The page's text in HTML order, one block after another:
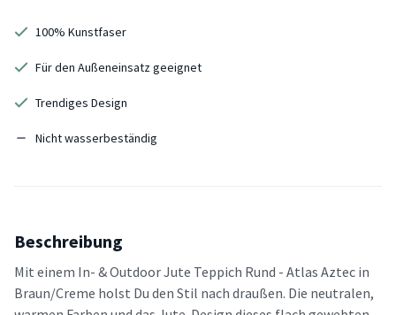
100% Kunstfaser
Für den Außeneinsatz geeignet
Trendiges Design
Nicht wasserbeständig
Beschreibung
Mit einem In- & Outdoor Jute Teppich Rund - Atlas Aztec in
Braun/Creme holst Du den Stil nach draußen. Die neutralen,